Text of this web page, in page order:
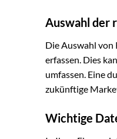
Auswahl der
Die Auswahl
erfassen. Dies
umfassen. Eine
zukünftige
Wichtige